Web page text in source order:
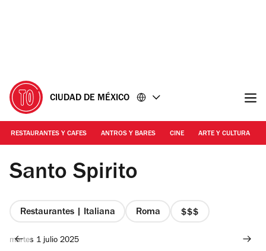
CIUDAD DE MÉXICO
RESTAURANTES Y CAFES ANTROS Y BARES CINE ARTE Y CULTURA
Mauricio Nava
Santo Spirito
Restaurantes | Italiana Roma
precio
martes 1 julio 2025